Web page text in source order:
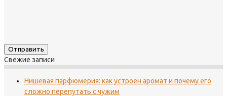
Свежие записи
Нишевая парфюмерия: как устроен аромат и почему его
сложно перепутать с чужим